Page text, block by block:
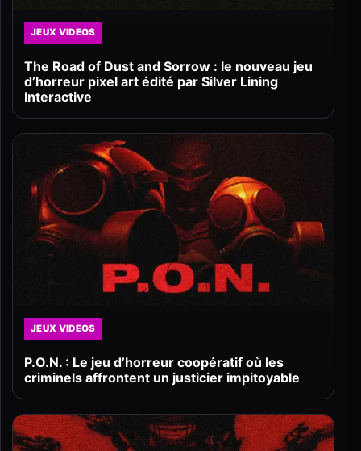
JEUX VIDEOS
The Road of Dust and Sorrow : le nouveau jeu
d’horreur pixel art édité par Silver Lining
Interactive
JEUX VIDEOS
P.O.N. : Le jeu d’horreur coopératif où les
criminels affrontent un justicier impitoyable